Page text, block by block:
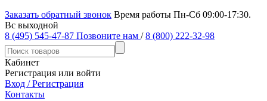
Заказать обратный звонок Время работы Пн-Сб 09:00-17:30.
Вс выходной
8 (495) 545-47-87 Позвоните нам / 8 (800) 222-32-98
Кабинет
Регистрация или войти
Вход / Регистрация
Контакты